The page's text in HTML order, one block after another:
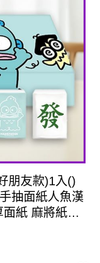
朋友款)1入()
抽面紙人魚漢
紙 麻將紙手